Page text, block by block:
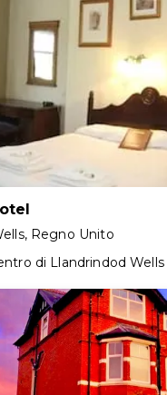
, Regno Unito
di Llandrindod Wells